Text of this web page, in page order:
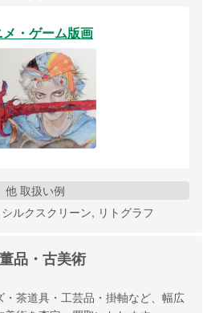
メ・ゲーム版画
他 取扱い例
ルクスクリーン, リトグラフ
品・古美術
茶道具・工芸品・掛軸など、幅広